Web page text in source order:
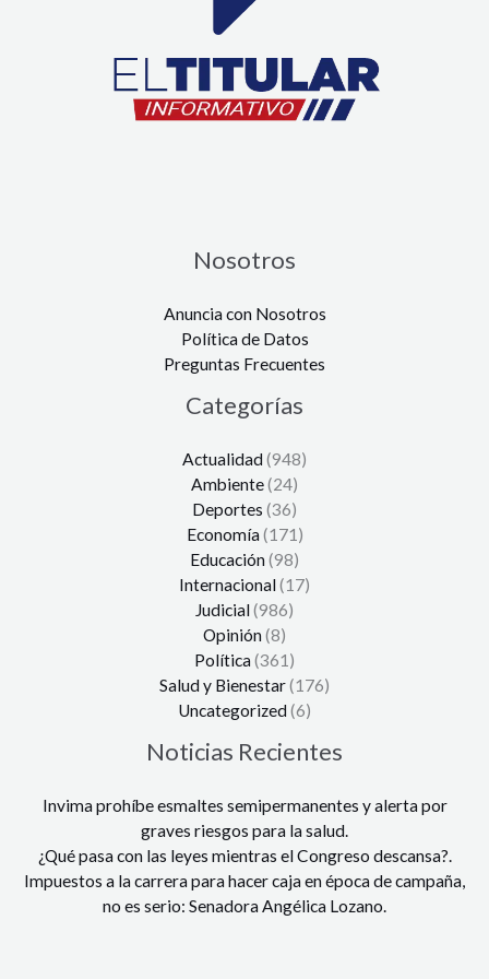
Nosotros
Anuncia con Nosotros
Política de Datos
Preguntas Frecuentes
Categorías
Actualidad(948)
Ambiente(24)
Deportes (36)
Economía(171)
Educación(98)
Internacional(17)
Judicial(986)
Opinión(8)
Política(361)
Salud y Bienestar(176)
Uncategorized(6)
Noticias Recientes
Invima prohíbe esmaltes semipermanentes y alerta por
graves riesgos para la salud.
¿Qué pasa con las leyes mientras el Congreso descansa?.
Impuestos a la carrera para hacer caja en época de campaña,
no es serio: Senadora Angélica Lozano.